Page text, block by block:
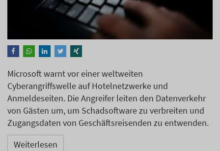
Microsoft warnt vor einer weltweiten
Cyberangriffswelle auf Hotelnetzwerke und
Anmeldeseiten. Die Angreifer leiten den Datenverkehr
von Gästen um, um Schadsoftware zu verbreiten und
Zugangsdaten von Geschäftsreisenden zu entwenden.
Weiterlesen